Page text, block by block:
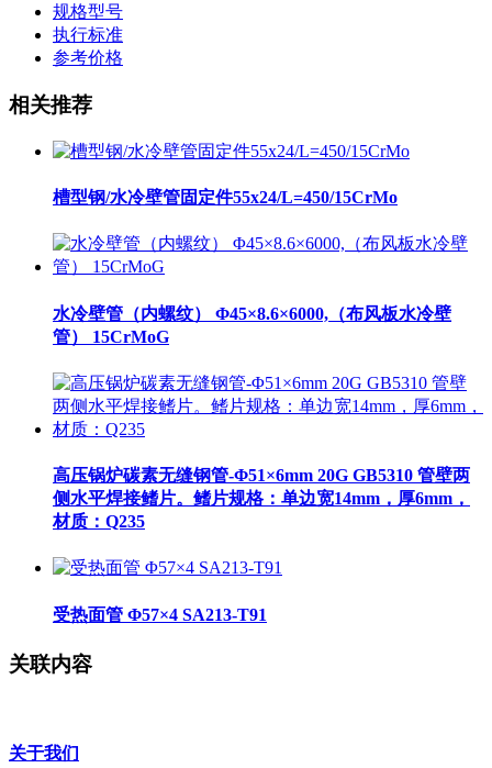
规格型号
执行标准
参考价格
相关推荐
槽型钢/水冷壁管固定件55x24/L=450/15CrMo
水冷壁管（内螺纹） Φ45×8.6×6000,（布风板水冷壁
管） 15CrMoG
高压锅炉碳素无缝钢管-Φ51×6mm 20G GB5310 管壁两
侧水平焊接鳍片。鳍片规格：单边宽14mm，厚6mm，
材质：Q235
受热面管 Φ57×4 SA213-T91
关联内容
关于我们